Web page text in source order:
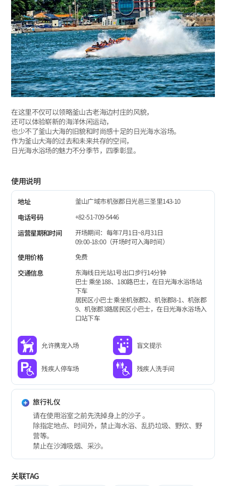
在这里不仅可以领略釜山古老海边村庄的风貌，
还可以体验崭新的海洋休闲运动，
也少不了釜山大海的旧貌和时尚感十足的日光海水浴场。
作为釜山大海的过去和未来共存的空间，
日光海水浴场的魅力不分季节，四季彰显。
使用说明
地址
釜山广域市机张郡日光邑三圣里143-10
电话号码
+82-51-709-5446
运营星期和时间
开场期间：每年7月1日~8月31日
09:00-18:00（开场时可入海时间）
使用价格
免费
交通信息
东海线日光站1号出口步行14分钟
巴士 乘坐188、180路巴士，在日光海水浴场站
下车
居民区小巴士 乘坐机张郡2、机张郡8-1、机张郡
9、机张郡3路居民区小巴士，在日光海水浴场入
口站下车
允许携宠入场 盲文提示
残疾人停车场 残疾人洗手间
旅行礼仪
请在使用浴室之前先洗掉身上的沙子 。
除指定地点、时间外，禁止海水浴、乱扔垃圾、野炊、野
营等。
禁止在沙滩吸烟、采沙。
关联TAG